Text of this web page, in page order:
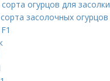
огурцов для засолки
засолочных огурцов